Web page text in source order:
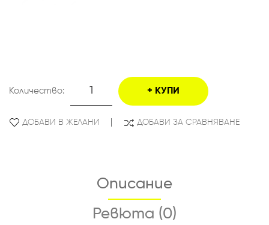
Количество: КУПИ
ДОБАВИ В ЖЕЛАНИ ДОБАВИ ЗА СРАВНЯВАНЕ
Описание
Ревюта (0)